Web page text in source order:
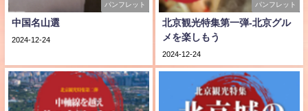
パンフレット
中国名山選
2024-12-24
パンフレット
北京観光特集第一弾-北京グル
メを楽しもう
2024-12-24